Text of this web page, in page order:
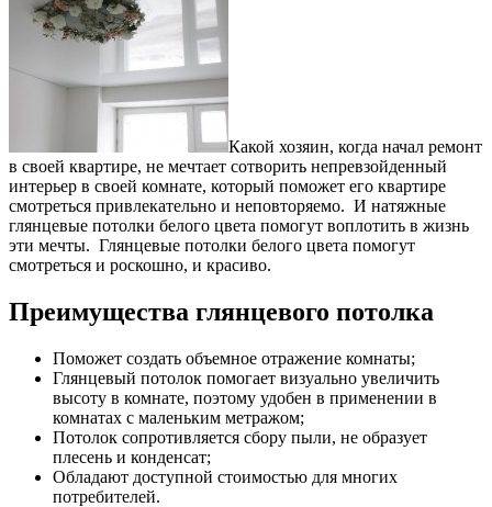
Какой хозяин, когда начал ремонт
в своей квартире, не мечтает сотворить непревзойденный
интерьер в своей комнате, который поможет его квартире
смотреться привлекательно и неповторяемо. И натяжные
глянцевые потолки белого цвета помогут воплотить в жизнь
эти мечты. Глянцевые потолки белого цвета помогут
смотреться и роскошно, и красиво.
Преимущества глянцевого потолка
Поможет создать объемное отражение комнаты;
Глянцевый потолок помогает визуально увеличить
высоту в комнате, поэтому удобен в применении в
комнатах с маленьким метражом;
Потолок сопротивляется сбору пыли, не образует
плесень и конденсат;
Обладают доступной стоимостью для многих
потребителей.